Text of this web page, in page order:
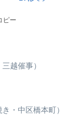
ピー
越催事）
・中区橋本町）